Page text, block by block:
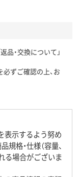
品・交換について」
必ずご確認の上、お
表示するよう努め
格・仕様（容量、
る場合がございま